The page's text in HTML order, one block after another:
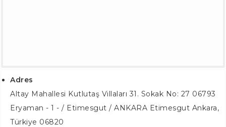
Adres
Altay Mahallesi Kutlutaş Villaları 31. Sokak No: 27 06793
Eryaman - 1 - / Etimesgut / ANKARA Etimesgut Ankara,
Türkiye 06820